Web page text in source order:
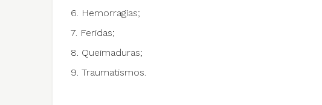
6. Hemorragias;
7. Feridas;
8. Queimaduras;
9. Traumatismos.